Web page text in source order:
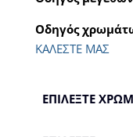
Οδηγός
ΚΑΛΕΣΤΕ ΜΑΣ
ΕΠΙΛΕΞΤΕ